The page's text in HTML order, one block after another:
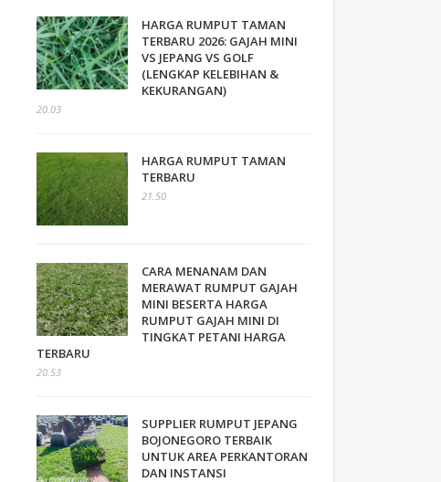
HARGA RUMPUT TAMAN
TERBARU 2026: GAJAH MINI
VS JEPANG VS GOLF
(LENGKAP KELEBIHAN &
KEKURANGAN)
20.03
HARGA RUMPUT TAMAN
TERBARU
21.50
CARA MENANAM DAN
MERAWAT RUMPUT GAJAH
MINI BESERTA HARGA
RUMPUT GAJAH MINI DI
TINGKAT PETANI HARGA
TERBARU
20.53
SUPPLIER RUMPUT JEPANG
BOJONEGORO TERBAIK
UNTUK AREA PERKANTORAN
DAN INSTANSI